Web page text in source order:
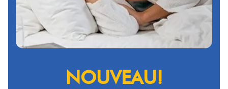
NOUVEAU!